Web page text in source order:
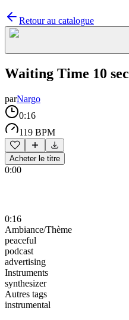
Retour au catalogue
Waiting Time 10 sec
parNargo
0:16
119 BPM
Acheter le titre
0:00
0:16
Ambiance/Thème
peaceful
podcast
advertising
Instruments
synthesizer
Autres tags
instrumental